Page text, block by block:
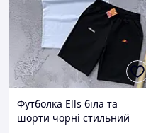
Футболка Ells біла та
шорти чорні стильний